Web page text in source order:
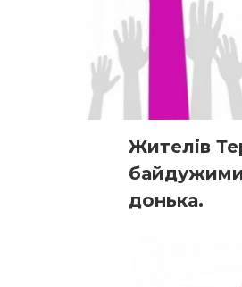
Жителів
байдужими
донька.